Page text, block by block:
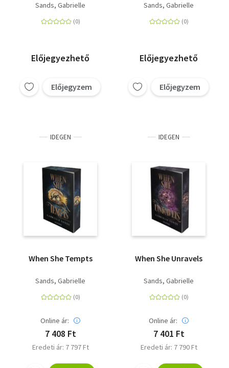
Sands, Gabrielle
Előjegyezhető
Előjegyzem
Sands, Gabrielle
Előjegyezhető
Előjegyzem
IDEGEN
When She Tempts
Sands, Gabrielle
Online ár:
7 408 Ft
Eredeti ár: 7 797 Ft
IDEGEN
When She Unravels
Sands, Gabrielle
Online ár:
7 401 Ft
Eredeti ár: 7 790 Ft